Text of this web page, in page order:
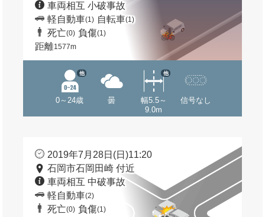
車両相互 小破事故
軽自動車(1) 自転車(1)
死亡(0) 負傷(1)
距離1577m
0～24歳
他
曇
幅5.5～
9.0m
他
信号なし
2019年7月28日(日)11:20
石岡市石岡田崎 付近
車両相互 中破事故
軽自動車(2)
死亡(0) 負傷(1)